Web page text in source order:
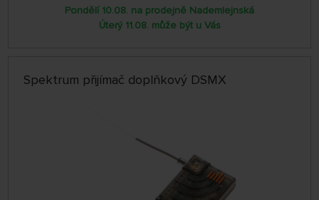
Pondělí 10.08. na prodejně Nademlejnská
Úterý 11.08. může být u Vás
Spektrum přijímač doplňkový DSMX